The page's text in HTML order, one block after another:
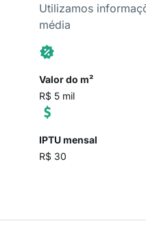
Utilizamos
média
Valor do m²
R$ 5 mil
IPTU mensal
R$ 30